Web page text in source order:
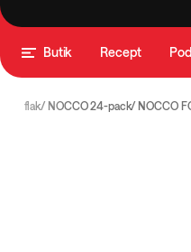
Butik Recept
flak NOCCO 24-pack NOCCO